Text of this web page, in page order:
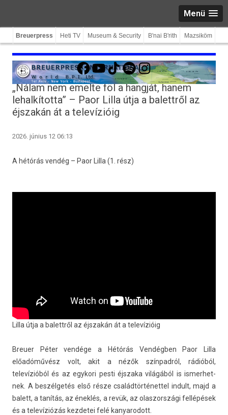
Menü
Breuerpress Heti TV Museum & Security B'nai B'rith Mazsiköm
Facebook
YouTube
TikTokSpotifyInstagram
„Nálam nem emelte föl a hangját, hanem
lehalkította” – Paor Lilla útja a balettről az
éjszakán át a televízióig
2026. június 12 06:13
A hétórás vendég – Paor Lilla (1. rész)
„Nálam nem em­el­te föl a hangját, hanem lehal­kítot­ta” – Paor
Lilla útja a balettről az éjszakán át a televízióig
Breu­er Péter vendége a Hétórás Vendégben Paor Lilla
előadóművész volt, akit a nézők színpadról, rádióból,
televízióból és az egykori pesti éjszaka világából is is­merhet­
nek. A beszélgetés első része család­történet­tel in­dult, majd a
balett, a tanítás, az éneklés, a revük, az olas­zországi fellépések
és a televíziózás kez­detei felé kanyarodott.